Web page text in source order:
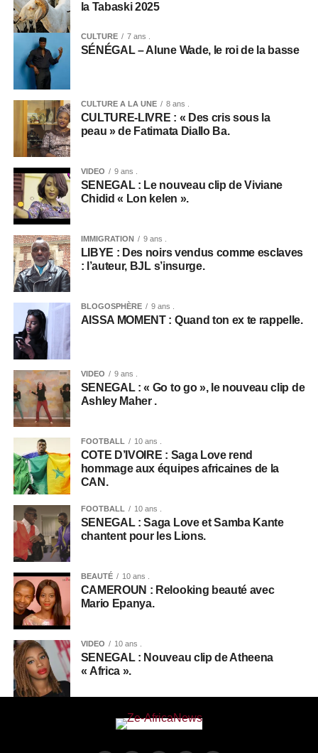
la Tabaski 2025
CULTURE 7 ans .
SÉNÉGAL – Alune Wade, le roi de la basse
CULTURE A LA UNE 8 ans .
CULTURE-LIVRE : « Des cris sous la
peau » de Fatimata Diallo Ba.
VIDEO 9 ans .
SENEGAL : Le nouveau clip de Viviane
Chidid « Lon kelen ».
IMMIGRATION 9 ans .
LIBYE : Des noirs vendus comme esclaves
: l’auteur, BJL s’insurge.
BLOGOSPHÈRE 9 ans .
AISSA MOMENT : Quand ton ex te rappelle.
VIDEO 9 ans .
SENEGAL : « Go to go », le nouveau clip de
Ashley Maher .
FOOTBALL 10 ans .
COTE D’IVOIRE : Saga Love rend
hommage aux équipes africaines de la
CAN.
FOOTBALL 10 ans .
SENEGAL : Saga Love et Samba Kante
chantent pour les Lions.
BEAUTÉ 10 ans .
CAMEROUN : Relooking beauté avec
Mario Epanya.
VIDEO 10 ans .
SENEGAL : Nouveau clip de Atheena
« Africa ».